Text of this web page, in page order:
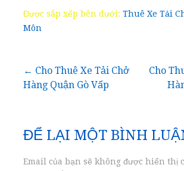
Được sắp xếp bên dưới: Thuê Xe Tải
Môn
Điều
bài
viết
← Cho Thuê Xe Tải Chở
Hàng Quận Gò Vấp
Cho
ĐỂ LẠI MỘT BÌNH
Email của bạn sẽ không được hiển thị